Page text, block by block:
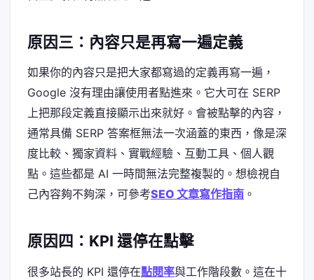
原因三：內容只是再寫一遍定義
如果你的內容只是把大家都寫過的定義再寫一遍，
Google 沒有理由讓使用者點進來。它大可在 SERP
上把那段定義直接顯示出來就好。會被點擊的內容，
通常具備 SERP 答案框無法一次涵蓋的東西，像是深
度比較、獨家資料、實戰經驗、互動工具、個人觀
點。這些都是 AI 一時間無法完整複製的。想檢視自
己內容夠不夠深，可參考SEO 文章寫作指南 。
原因四：KPI 還停在點擊
很多站長的 KPI 還停在點閱率與工作階段數。這在十